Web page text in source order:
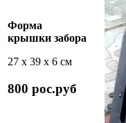
Форма
крышки забора
27 х 39 х 6 см
800 рос.руб